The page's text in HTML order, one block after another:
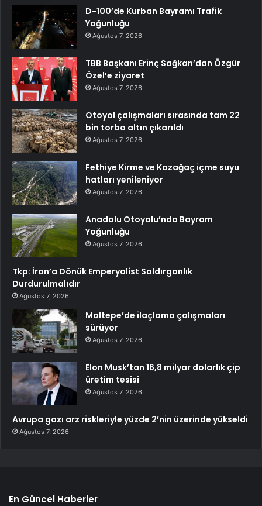
D-100’de Kurban Bayramı Trafik
Yoğunluğu
Ağustos 7, 2026
TBB Başkanı Erinç Sağkan’dan Özgür
Özel’e ziyaret
Ağustos 7, 2026
Otoyol çalışmaları sırasında tam 22
bin torba altın çıkarıldı
Ağustos 7, 2026
Fethiye Kirme ve Kozağaç içme suyu
hatları yenileniyor
Ağustos 7, 2026
Anadolu Otoyolu’nda Bayram
Yoğunluğu
Ağustos 7, 2026
Tkp: İran’a Dönük Emperyalist Saldırganlık
Durdurulmalıdır
Ağustos 7, 2026
Maltepe’de ilaçlama çalışmaları
sürüyor
Ağustos 7, 2026
Elon Musk’tan 16,8 milyar dolarlık çip
üretim tesisi
Ağustos 7, 2026
Avrupa gazı arz riskleriyle yüzde 2’nin üzerinde yükseldi
Ağustos 7, 2026
En Güncel Haberler